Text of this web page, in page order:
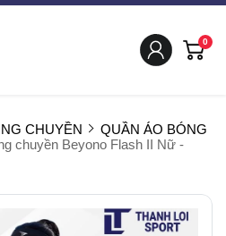
0
CHUYỀN
QUẦN ÁO BÓNG
chuyền Beyono Flash II Nữ -